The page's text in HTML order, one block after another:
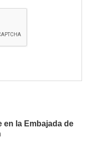
en la Embajada de